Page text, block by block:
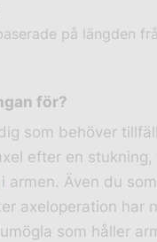
på längden
för?
som behöver
efter en
i armen. Även du
axeloperation har
som håller